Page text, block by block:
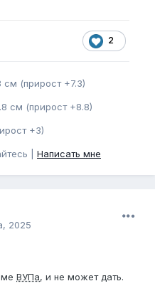
2
(прирост +7.3)
см (прирост +8.8)
+3)
| Написать мне
2025
ВУПа, и не может дать.